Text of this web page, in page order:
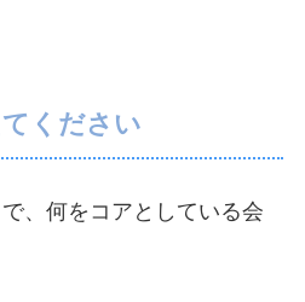
ください
、何をコアとしている会